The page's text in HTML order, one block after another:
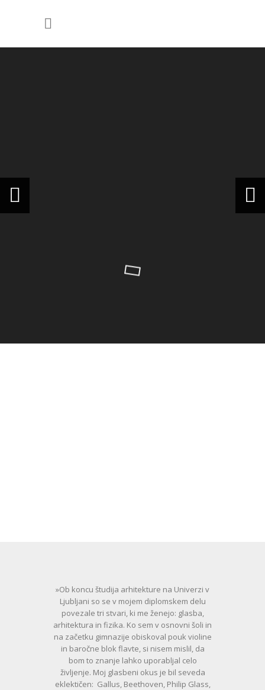
»Ob koncu študija arhitekture na Univerzi v
Ljubljani so se v mojem diplomskem delu
povezale tri stvari, ki me ženejo: glasba,
arhitektura in fizika. Ko sem v osnovni šoli in
na začetku gimnazije obiskoval pouk violine
in baročne blok flavte, si nisem mislil, da
bom to znanje lahko uporabljal celo
življenje. Moj glasbeni okus je bil seveda
eklektičen: Gallus, Beethoven, Philip Glass,